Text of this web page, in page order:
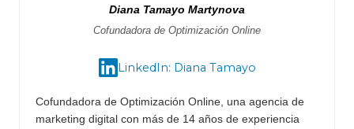
Diana Tamayo Martynova
Cofundadora de Optimización Online
LinkedIn: Diana Tamayo
Cofundadora de Optimización Online, una agencia de
marketing digital con más de 14 años de experiencia